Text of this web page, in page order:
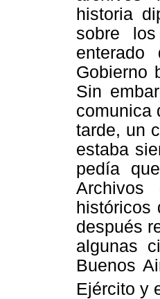
historia
sobre
Gobierno
Sin
comunica
tarde, un
estaba
pedía
Archivos
históricos
después
algunas
Buenos
Ejército y